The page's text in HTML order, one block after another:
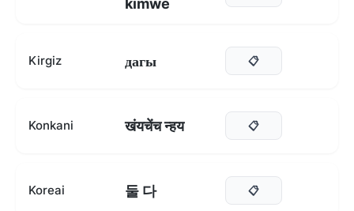
kimwe
Kirgiz дагы 📋
Konkani खंयचेंच न्हय 📋
Koreai 둘 다 📋